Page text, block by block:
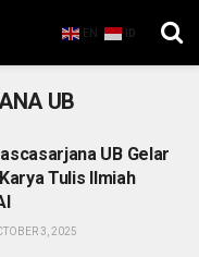
EN ID
UB
UB Gelar
Tulis Ilmiah
3, 2025